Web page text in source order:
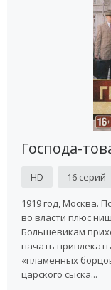
Господа-
HD 16 серий
1919 год, Москва.
во власти плюс
Большевикам
начать
«пламенных
царского сыска...